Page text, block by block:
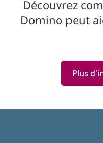
Découvrez
Domino peut
Plus
Featured